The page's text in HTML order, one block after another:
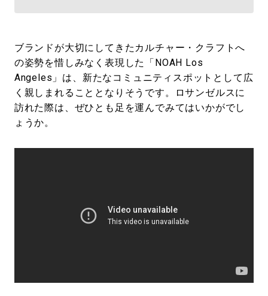
ブランドが大切にしてきたカルチャー・クラフトへ
の姿勢を惜しみなく表現した「NOAH Los
Angeles」は、新たなコミュニティスポットとして広
く親しまれることとなりそうです。ロサンゼルスに
訪れた際は、ぜひとも足を運んでみてはいかがでし
ょうか。